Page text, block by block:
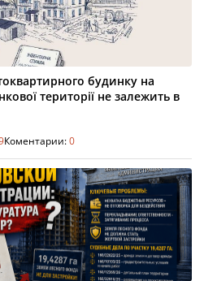
будинку на
території не залежить в
Коментарии:0